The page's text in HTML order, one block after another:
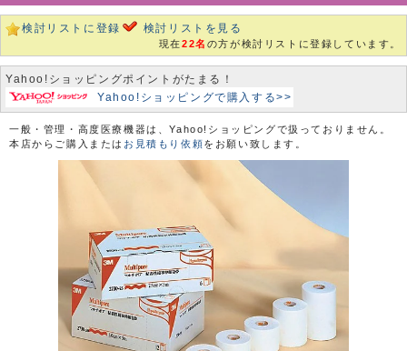
検討リストに登録 検討リストを見る
現在22名 の方が検討リストに登録しています。
Yahoo!ショッピングポイントがたまる！
Yahoo!ショッピングで購入する>>
一般・管理・高度医療機器は、Yahoo!ショッピングで扱っておりません。
本店からご購入または お見積もり依頼をお願い致します。